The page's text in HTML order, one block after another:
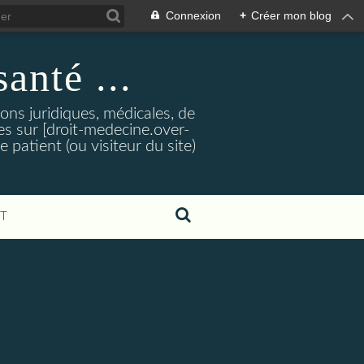
Connexion + Créer mon blog
...
juridiques, médicales, de
sur [droit-medecine.over-
patient (ou visiteur du site)